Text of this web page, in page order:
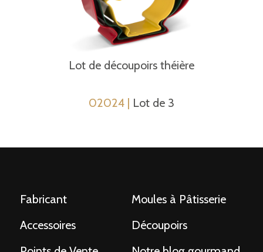
Lot de découpoirs théière
02024 | Lot de 3
Fabricant
Moules à Pâtisserie
Accessoires
Découpoirs